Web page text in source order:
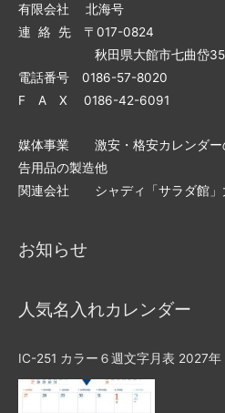
有限会社 北海号
連 絡 先 〒017-0824
秋田県大館市七曲岱
電話番号 0186-57-8020
F A X 0186-42-6091
媒体事業 激安・格安カレンダー
告用品の製造他
関連会社 シャディ「サラダ館」
お知らせ
人気名入れカレンダー
IC-251 カラー６週文字月表 2027